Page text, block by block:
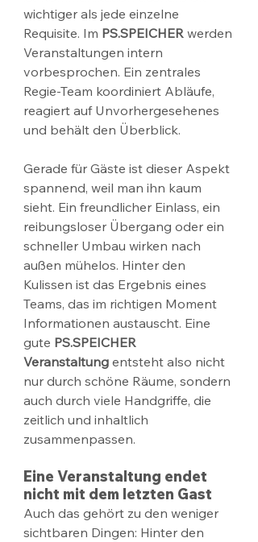
wichtiger als jede einzelne
Requisite. Im PS.SPEICHER werden
Veranstaltungen intern
vorbesprochen. Ein zentrales
Regie-Team koordiniert Abläufe,
reagiert auf Unvorhergesehenes
und behält den Überblick.
Gerade für Gäste ist dieser Aspekt
spannend, weil man ihn kaum
sieht. Ein freundlicher Einlass, ein
reibungsloser Übergang oder ein
schneller Umbau wirken nach
außen mühelos. Hinter den
Kulissen ist das Ergebnis eines
Teams, das im richtigen Moment
Informationen austauscht. Eine
gute PS.SPEICHER
Veranstaltung entsteht also nicht
nur durch schöne Räume, sondern
auch durch viele Handgriffe, die
zeitlich und inhaltlich
zusammenpassen.
Eine Veranstaltung endet
nicht mit dem letzten Gast
Auch das gehört zu den weniger
sichtbaren Dingen: Hinter den